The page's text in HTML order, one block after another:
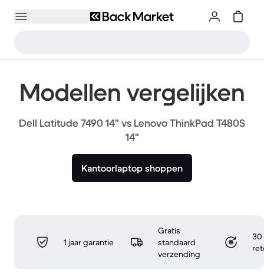
Modellen vergelijken
Dell Latitude 7490 14" vs Lenovo ThinkPad T480S
14"
Kantoorlaptop shoppen
1 jaar garantie
Gratis
standaard
verzending
30